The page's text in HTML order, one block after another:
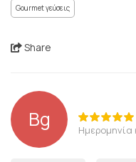
Gourmet γεύσεις
Share
Bg